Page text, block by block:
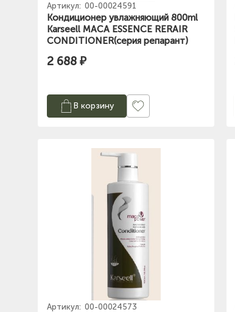
Артикул: 00-00024591
Кондиционер увлажняющий 800ml
Karseell MACA ESSENCE RERAIR
CONDITIONER(серия репарант)
2 688 ₽
В корзину
Артикул: 00-00024573